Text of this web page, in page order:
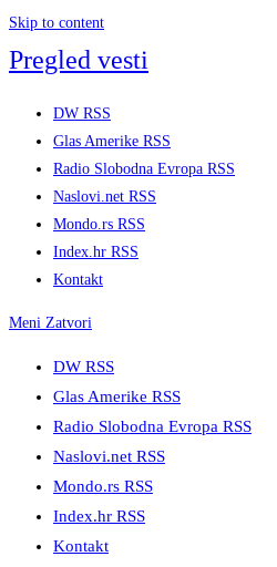
Skip to content
Pregled vesti
DW RSS
Glas Amerike RSS
Radio Slobodna Evropa RSS
Naslovi.net RSS
Mondo.rs RSS
Index.hr RSS
Kontakt
Meni Zatvori
DW RSS
Glas Amerike RSS
Radio Slobodna Evropa RSS
Naslovi.net RSS
Mondo.rs RSS
Index.hr RSS
Kontakt